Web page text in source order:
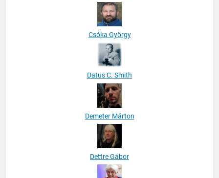
Csóka György
Datus C. Smith
Demeter Márton
Dettre Gábor